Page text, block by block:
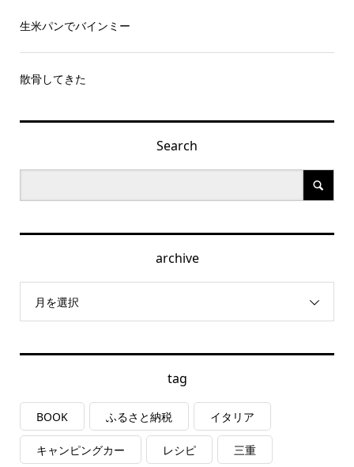
生米パンでバインミー
散骨してきた
Search
archive
月を選択
tag
BOOK ふるさと納税 イタリア
キャンピングカー レシピ 三重